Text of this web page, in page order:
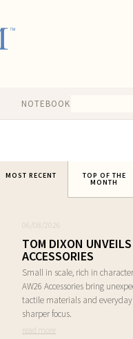
NOTEBOOK
MOST RECENT TOP OF THE
MONTH
06/08/2026
TOM DIXON
ACCESSORIES
Small in scale, rich in
AW26 Accessories bring
tactile materials and
sharper focus.
read more